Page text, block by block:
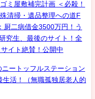
ミ屋敷補完計画 ＜必殺！
清掃・遺品整理への道F
厨二病借金3500万円！う
究生、最後のサイト！全
イト絶賛！公開中
ートッフルステーション
活！（無職孤独居老人的